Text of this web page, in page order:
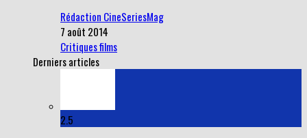
Rédaction CineSeriesMag
7 août 2014
Critiques films
Derniers articles
2.5